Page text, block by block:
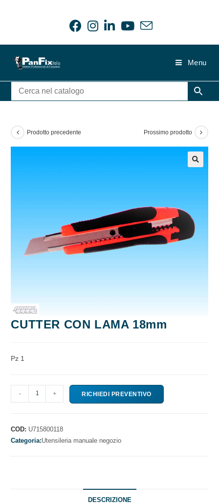
Menu
Prodotto precedente Prossimo prodotto
CUTTER CON LAMA 18mm
Pz 1
CUTTER
CON
18mm
quantità
- + RICHIEDI PREVENTIVO
COD: U715800118
Categoria:Utensileria manuale negozio
DESCRIZIONE